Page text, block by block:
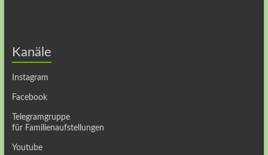
Kanäle
Instagram
Facebook
Telegramgruppe
für Familienaufstellungen
Youtube